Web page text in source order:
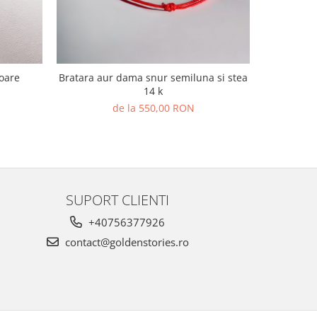
Bratara aur dama snur semiluna si stea
14 k
de la 550,00 RON
SUPORT CLIENTI
+40756377926
contact@goldenstories.ro